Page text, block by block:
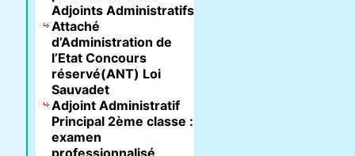
Adjoints Administratifs
Attaché
d’Administration de
l’Etat Concours
réservé(ANT) Loi
Sauvadet
Adjoint Administratif
Principal 2ème classe :
examen
professionnalisé